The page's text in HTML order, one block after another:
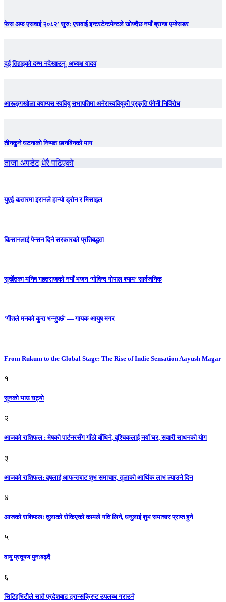
फेस अफ एसवाई २०८२’ सुरु: एसवाई इन्टरटेन्टमेन्टले खोज्दैछ नयाँ ब्रान्ड एम्बेसडर
दुई तिहाइको दम्भ नदेखाउनू- अध्यक्ष यादव
आरूङ्गखोला क्याम्पस स्ववियु सभापतिमा अनेरास्ववियूकी प्रकृति पंगेनी निर्विरोध
तीनकुने घटनाकाे निष्पक्ष छानबिनकाे माग
ताजा अपडेट धेरै पढिएको
युएई-कतारमा इरानले हान्यो ड्रोन र मिसाइल
किसानलाई पेन्सन दिने सरकारको प्रतिबद्धता
सुर्खेतका मनिष गहतराजको नयाँ भजन ‘गोविन्द गोपाल श्याम’ सार्वजनिक
‘गीतले मनको कुरा भन्नुपर्छ’ — गायक आयुष मगर
From Rukum to the Global Stage: The Rise of Indie Sensation Aayush Magar
१
सुनको भाउ घट्याे
२
आजको राशिफल : मेषको पार्टनरसँग गाँठो बाँधिने, वृश्चिकलाई नयाँ घर, सवारी साधनकाे याेग
३
आजकाे राशिफल: वृषलाई आफन्तबाट शुभ समाचार, तुलाकाे आर्थिक लाभ ल्याउने दिन
४
आजको राशिफलः तुलाकाे रोकिएको कामले गति लिने, धनुलाई शुभ समाचार प्राप्त हुने
५
वायु प्रदूषण पुनःबढ्दै
६
सिटिइभिटीले सातै प्रदेशबाट ट्रान्सक्रिप्ट उपलब्ध गराउने